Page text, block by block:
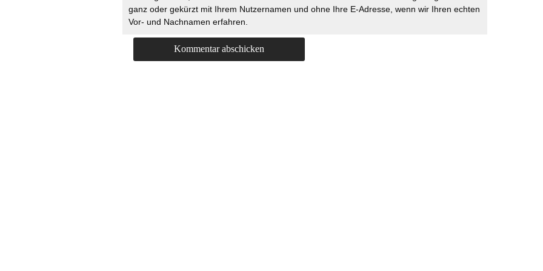
ganz oder gekürzt mit Ihrem Nutzernamen und ohne Ihre E-Adresse, wenn wir Ihren echten
Vor- und Nachnamen erfahren.